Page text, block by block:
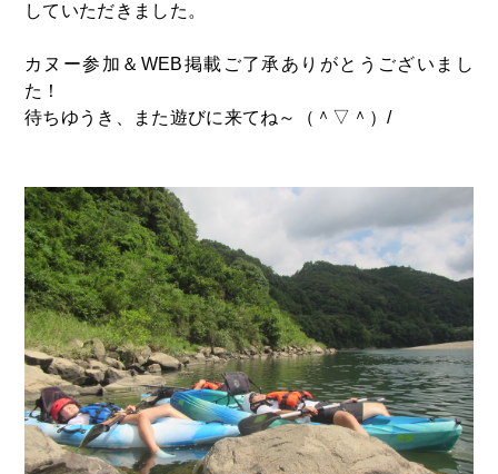
していただきました。
カヌー参加＆WEB掲載ご了承ありがとうございまし
た！
待ちゆうき、また遊びに来てね～（＾▽＾）/